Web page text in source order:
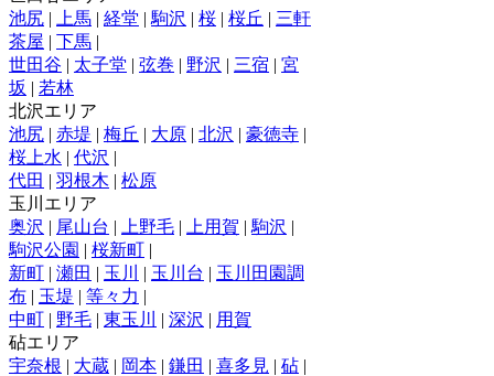
池尻 | 上馬 | 経堂 | 駒沢 | 桜 | 桜丘 | 三軒
茶屋 | 下馬 |
世田谷 | 太子堂 | 弦巻 | 野沢 | 三宿 | 宮
坂 | 若林
北沢エリア
池尻 | 赤堤 | 梅丘 | 大原 | 北沢 | 豪徳寺 |
桜上水 | 代沢 |
代田 | 羽根木 | 松原
玉川エリア
奥沢 | 尾山台 | 上野毛 | 上用賀 | 駒沢 |
駒沢公園 | 桜新町 |
新町 | 瀬田 | 玉川 | 玉川台 | 玉川田園調
布 | 玉堤 | 等々力 |
中町 | 野毛 | 東玉川 | 深沢 | 用賀
砧エリア
宇奈根 | 大蔵 | 岡本 | 鎌田 | 喜多見 | 砧 |